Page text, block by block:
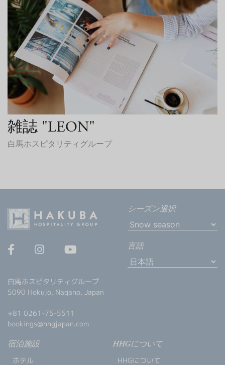
雑誌 "LEON"
白馬ホスピタリティグループ
白馬ホスピタリティグループ
5090 Hokujo, Nagano, Japan
+81 0261-75-5511
bookings@hhgjapan.com
シーズン選択
言語
宿泊施設
ホテル
HHGについて
HHGについて